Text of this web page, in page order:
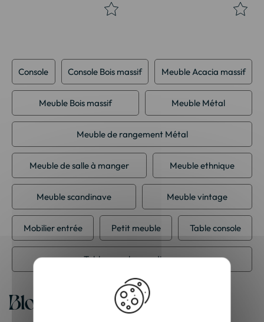
Console Console Bois massif Meuble Acacia massif
Meuble Bois massif Meuble Métal
Meuble de rangement Métal
Meuble de salle à manger Meuble ethnique
Meuble scandinave Meuble vintage
Mobilier entrée Petit meuble Table console
Table console scandinave
Blog